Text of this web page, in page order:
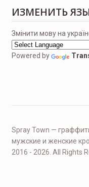
ИЗМЕНИТЬ
Змінити мову на
Powered by
Spray Town —
мужские и женские
2016 - 2026. All Rights